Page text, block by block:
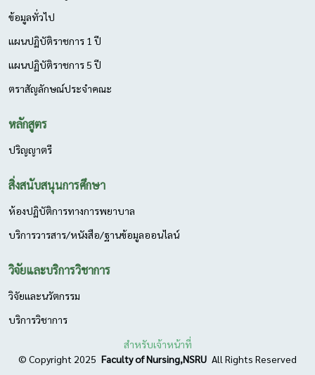
ข้อมูลทั่วไป
แผนปฏิบัติราชการ 1 ปี
แผนปฏิบัติราชการ 5 ปี
ตราสัญลักษณ์ประจำคณะ
หลักสูตร
ปริญญาตรี
สิ่งสนับสนุนการศึกษา
ห้องปฏิบัติการทางการพยาบาล
บริการวารสาร/หนังสือ/ฐานข้อมูลออนไลน์
วิจัยและบริการวิชาการ
วิจัยและนวัตกรรม
บริการวิชาการ
สำหรับเจ้าหน้าที่
© Copyright 2025 Faculty of Nursing,NSRU All Rights Reserved